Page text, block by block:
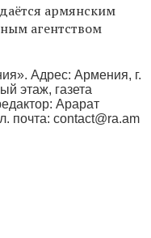
армянским
агентством
Адрес: Армения, г.
этаж, газета
Арарат
почта: contact@ra.am